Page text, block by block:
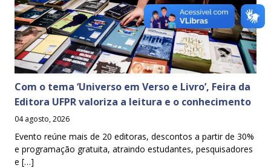
Com o tema ‘Universo em Verso e Livro’, Feira da
Editora UFPR valoriza a leitura e o conhecimento
04 agosto, 2026
Evento reúne mais de 20 editoras, descontos a partir de 30%
e programação gratuita, atraindo estudantes, pesquisadores
e […]